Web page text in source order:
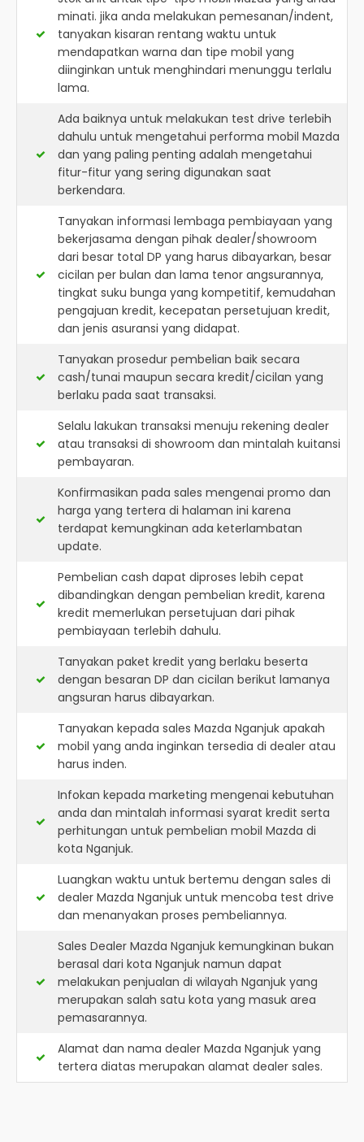
minati. jika anda melakukan pemesanan/indent,
tanyakan kisaran rentang waktu untuk
mendapatkan warna dan tipe mobil yang
diinginkan untuk menghindari menunggu terlalu
lama.
Ada baiknya untuk melakukan test drive terlebih
dahulu untuk mengetahui performa mobil Mazda
dan yang paling penting adalah mengetahui
fitur-fitur yang sering digunakan saat
berkendara.
Tanyakan informasi lembaga pembiayaan yang
bekerjasama dengan pihak dealer/showroom
dari besar total DP yang harus dibayarkan, besar
cicilan per bulan dan lama tenor angsurannya,
tingkat suku bunga yang kompetitif, kemudahan
pengajuan kredit, kecepatan persetujuan kredit,
dan jenis asuransi yang didapat.
Tanyakan prosedur pembelian baik secara
cash/tunai maupun secara kredit/cicilan yang
berlaku pada saat transaksi.
Selalu lakukan transaksi menuju rekening dealer
atau transaksi di showroom dan mintalah kuitansi
pembayaran.
Konfirmasikan pada sales mengenai promo dan
harga yang tertera di halaman ini karena
terdapat kemungkinan ada keterlambatan
update.
Pembelian cash dapat diproses lebih cepat
dibandingkan dengan pembelian kredit, karena
kredit memerlukan persetujuan dari pihak
pembiayaan terlebih dahulu.
Tanyakan paket kredit yang berlaku beserta
dengan besaran DP dan cicilan berikut lamanya
angsuran harus dibayarkan.
Tanyakan kepada sales Mazda Nganjuk apakah
mobil yang anda inginkan tersedia di dealer atau
harus inden.
Infokan kepada marketing mengenai kebutuhan
anda dan mintalah informasi syarat kredit serta
perhitungan untuk pembelian mobil Mazda di
kota Nganjuk.
Luangkan waktu untuk bertemu dengan sales di
dealer Mazda Nganjuk untuk mencoba test drive
dan menanyakan proses pembeliannya.
Sales Dealer Mazda Nganjuk kemungkinan bukan
berasal dari kota Nganjuk namun dapat
melakukan penjualan di wilayah Nganjuk yang
merupakan salah satu kota yang masuk area
pemasarannya.
Alamat dan nama dealer Mazda Nganjuk yang
tertera diatas merupakan alamat dealer sales.